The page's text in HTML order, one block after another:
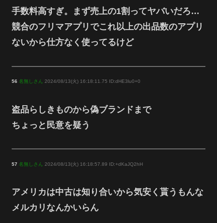
手数料高すぎ。まず売上の1割ってヤバいだろ…
競合のフリマアプリでこれ以上の出品数のアプリ
ないから仕方なく使ってるけど
56 名無しさん 2024/08/13(火) 16:18:11.75 ID:dHE3lu0+0
盗品らしきものから偽ブランドまで
ちょっと民意を疑う
57 名無しさん 2024/08/13(火) 16:18:57.89 ID:+dKaJQ2hH
アメリカは中古は知り合いから気安く貰うもんな
メルカリなんかいらん